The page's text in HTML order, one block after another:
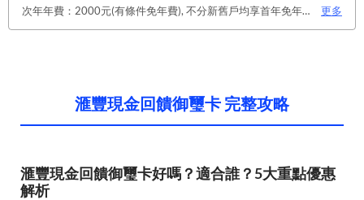
次年年費：2000元(有條件免年費), 不分新舊戶均享首年免年費，第二年起符合以下條件享年費優惠辦法： 1.使用非紙本帳單(電子帳單或行動帳單)終身免年費。 2.前一年消費滿8 萬或 12 次享次年免年費。
更多
滙豐現金回饋御璽卡 完整攻略
滙豐現金回饋御璽卡好嗎？適合誰？5大重點優惠
解析